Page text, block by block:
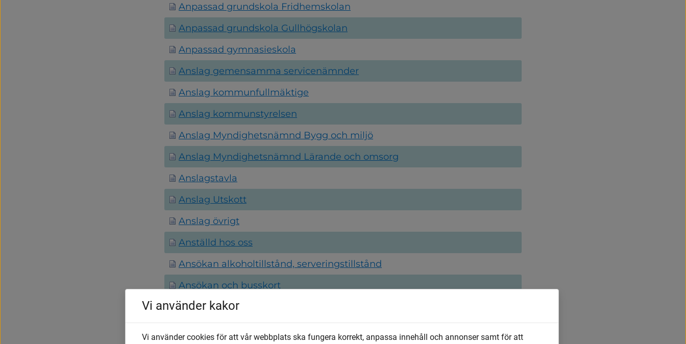
Anpassad grundskola Fridhemskolan
Anpassad grundskola Gullhögskolan
Anpassad gymnasieskola
Anslag gemensamma servicenämnder
Anslag kommunfullmäktige
Anslag kommunstyrelsen
Anslag Myndighetsnämnd Bygg och miljö
Anslag Myndighetsnämnd Lärande och omsorg
Anslagstavla
Anslag Utskott
Anslag övrigt
Anställd hos oss
Ansökan alkoholtillstånd, serveringstillstånd
Ansökan och busskort
Ansökan och säg upp plats, fritidshem
Vi använder kakor
Vi använder cookies för att vår webbplats ska fungera korrekt, anpassa innehåll och annonser samt för att